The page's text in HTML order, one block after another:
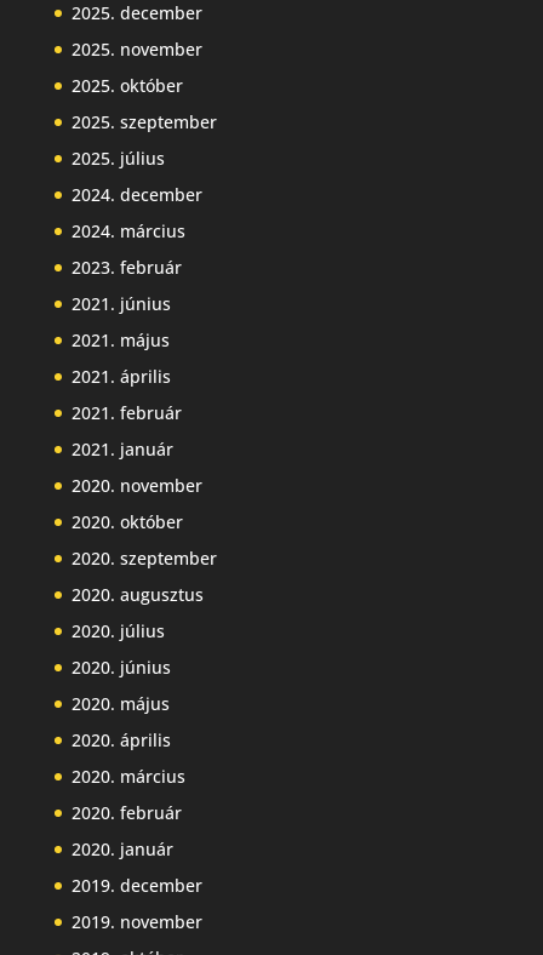
2025. december
2025. november
2025. október
2025. szeptember
2025. július
2024. december
2024. március
2023. február
2021. június
2021. május
2021. április
2021. február
2021. január
2020. november
2020. október
2020. szeptember
2020. augusztus
2020. július
2020. június
2020. május
2020. április
2020. március
2020. február
2020. január
2019. december
2019. november